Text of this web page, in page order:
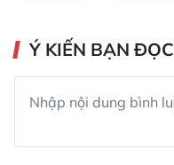
Ý KIẾN BẠN ĐỌC